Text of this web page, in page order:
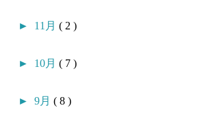
► 11月 ( 2 )
► 10月 ( 7 )
► 9月 ( 8 )